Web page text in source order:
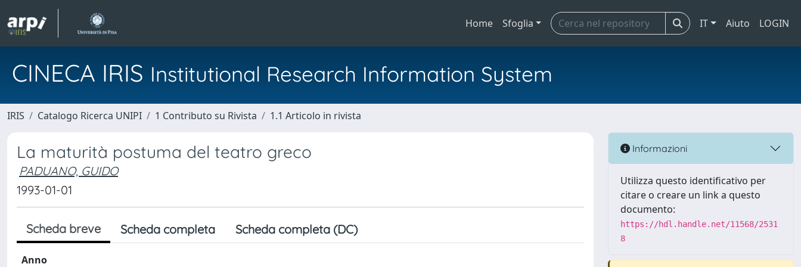
Home Sfoglia IT Aiuto LOGIN
CINECA IRIS Institutional Research Information System
IRIS Catalogo Ricerca UNIPI 1 Contributo su Rivista 1.1 Articolo in rivista
La maturità postuma del teatro greco
PADUANO, GUIDO
1993-01-01
Scheda breve Scheda completa Scheda completa (DC)
Anno
Informazioni
Utilizza questo identificativo per
citare o creare un link a questo
documento:
https://hdl.handle.net/11568/2531
8